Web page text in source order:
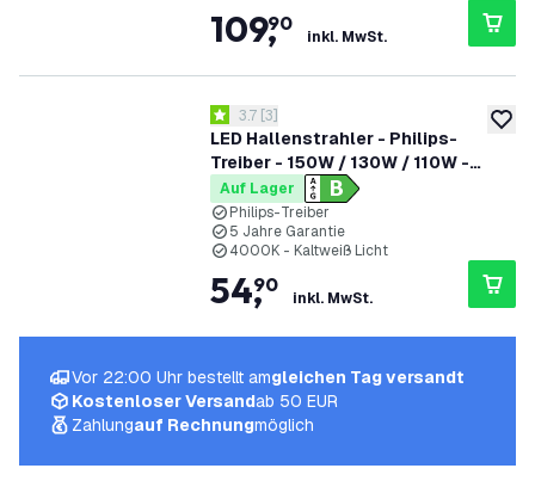
109,
90
inkl. MwSt.
zur
LED Hallenstrahler - Philips-
Treiber - 150W / 130W / 110W -
185lm/W - 4000K - IP65 - Dimmbar
- 90° - 5 Jahre Garantie
Bewertungsbereich öffnen
3.7 Bewertungssterne
3.7 [3]
Auf Lager
Philips-Treiber
5 Jahre Garantie
4000K - Kaltweiß Licht
54,
90
inkl. MwSt.
Vor 22:00 Uhr bestellt amgleichen Tag versandt
Kostenloser Versandab 50 EUR
Zahlungauf Rechnungmöglich